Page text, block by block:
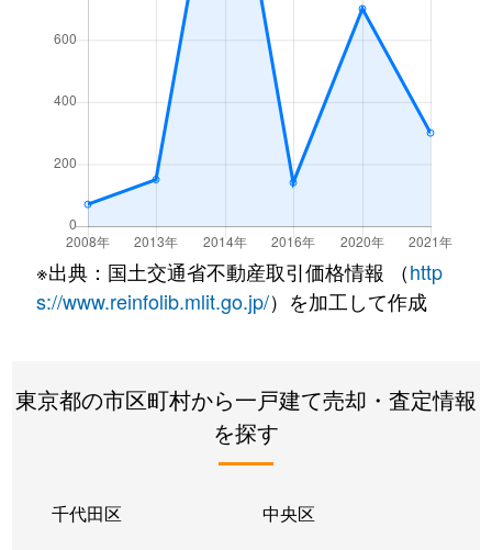
※出典：国土交通省不動産取引価格情報 （http
s://www.reinfolib.mlit.go.jp/）を加工して作成
東京都の市区町村から一戸建て売却・査定情報
を探す
千代田区 中央区